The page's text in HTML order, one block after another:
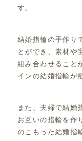
す。
結婚指輪の手作り
とができ、素材や
組み合わせること
インの結婚指輪が
また、夫婦で結婚
お互いの指輪を作
のこもった結婚指